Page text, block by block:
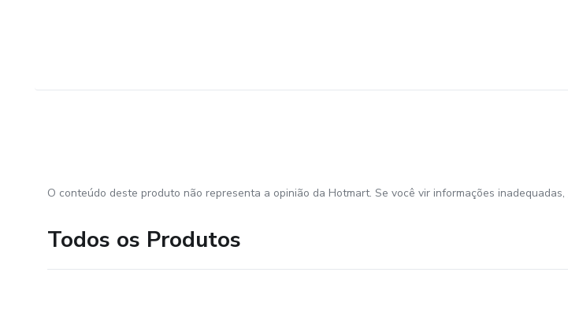
O conteúdo deste produto não representa a opinião da Hotmart. Se você vir informações inadequadas,
Todos os Produtos